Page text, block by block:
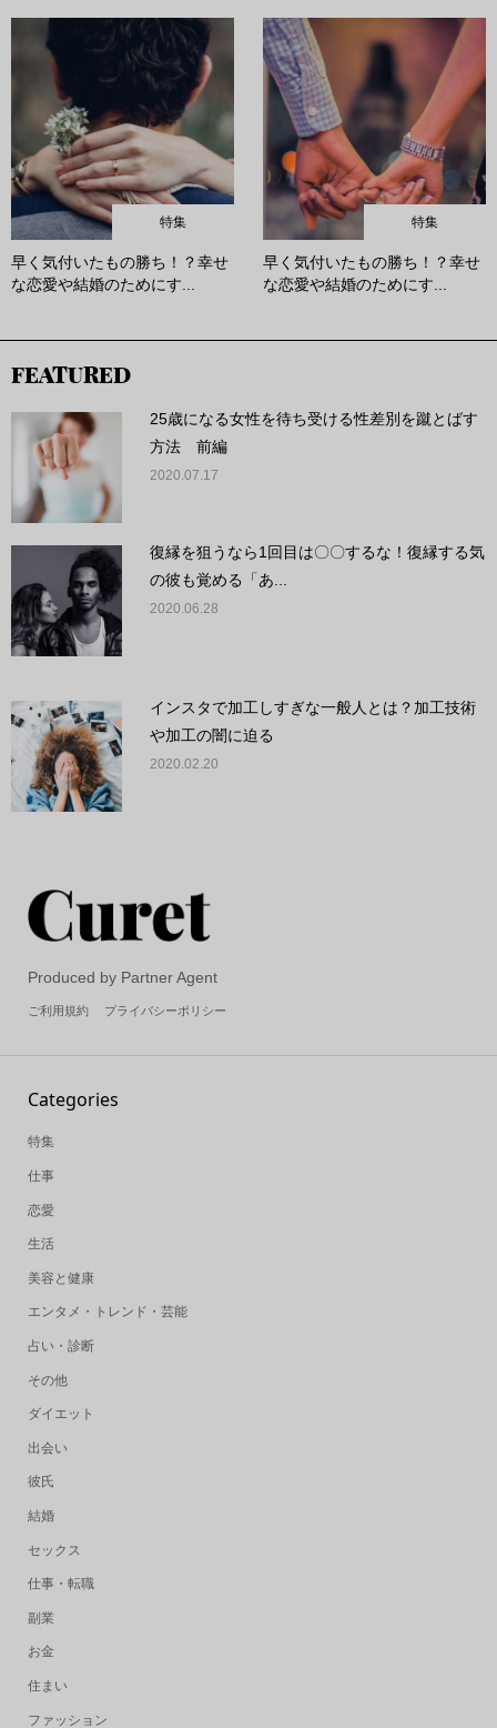
特集
早く気付いたもの勝ち！？幸せ
な恋愛や結婚のためにす...
特集
早く気付いたもの勝ち！？幸せ
な恋愛や結婚のためにす...
FEATURED
25歳になる女性を待ち受ける性差別を蹴とばす
方法 前編
2020.07.17
復縁を狙うなら1回目は〇〇するな！復縁する気
の彼も覚める「あ...
2020.06.28
インスタで加工しすぎな一般人とは？加工技術
や加工の闇に迫る
2020.02.20
Produced by Partner Agent
ご利用規約 プライバシーポリシー
Categories
特集
仕事
恋愛
生活
美容と健康
エンタメ・トレンド・芸能
占い・診断
その他
ダイエット
出会い
彼氏
結婚
セックス
仕事・転職
副業
お金
住まい
ファッション